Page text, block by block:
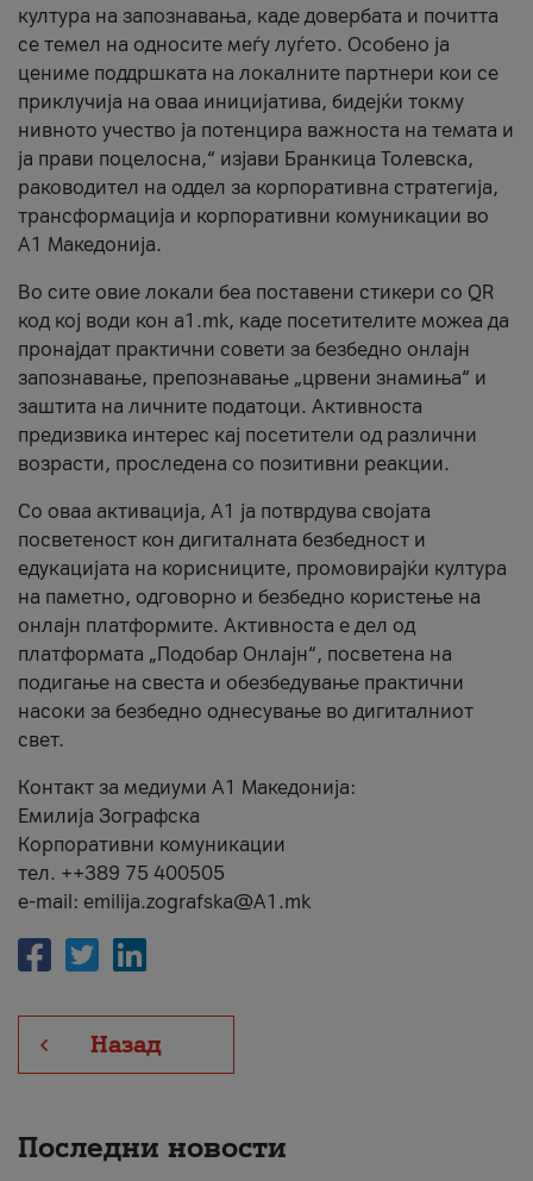
култура на запознавања, каде довербата и почитта
се темел на односите меѓу луѓето. Особено ја
цениме поддршката на локалните партнери кои се
приклучија на оваа иницијатива, бидејќи токму
нивното учество ја потенцира важноста на темата и
ја прави поцелосна,“ изјави Бранкица Толевска,
раководител на оддел за корпоративна стратегија,
трансформација и корпоративни комуникации во
А1 Македонија.
Во сите овие локали беа поставени стикери со QR
код кој води кон a1.mk, каде посетителите можеа да
пронајдат практични совети за безбедно онлајн
запознавање, препознавање „црвени знамиња“ и
заштита на личните податоци. Активноста
предизвика интерес кај посетители од различни
возрасти, проследена со позитивни реакции.
Со оваа активација, А1 ја потврдува својата
посветеност кон дигиталната безбедност и
едукацијата на корисниците, промовирајќи култура
на паметно, одговорно и безбедно користење на
онлајн платформите. Активноста е дел од
платформата „Подобар Онлајн“, посветена на
подигање на свеста и обезбедување практични
насоки за безбедно однесување во дигиталниот
свет.
Контакт за медиуми А1 Македонија:
Емилија Зографска
Корпоративни комуникации
тел. ++389 75 400505
e-mail: emilija.zografska@A1.mk
Назад
Последни новости